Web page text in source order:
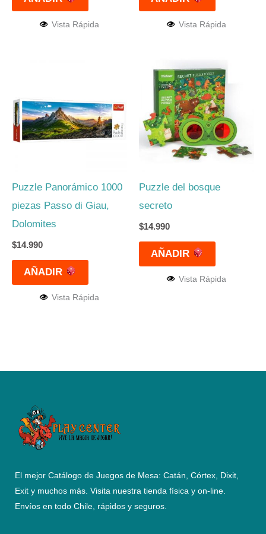
Vista Rápida Vista Rápida
Puzzle Panorámico 1000
piezas Passo di Giau,
Dolomites
$14.990
AÑADIR
Vista Rápida
Puzzle del bosque
secreto
$14.990
AÑADIR
Vista Rápida
El mejor Catálogo de Juegos de Mesa: Catán, Córtex, Dixit,
Exit y muchos más. Visita nuestra tienda física y on-line.
Envíos en todo Chile, rápidos y seguros.